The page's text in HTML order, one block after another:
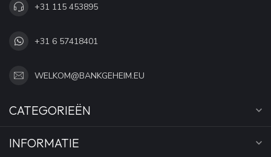
+31 115 453895
+31 6 57418401
WELKOM@BANKGEHEIM.EU
CATEGORIEËN
INFORMATIE